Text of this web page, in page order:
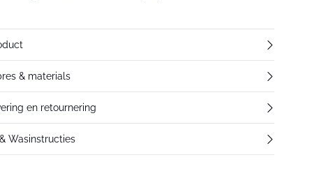
& materials
en retournering
Wasinstructies